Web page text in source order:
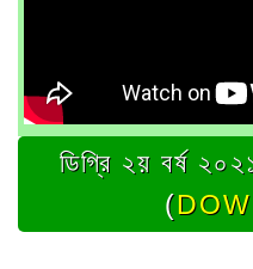
ডিগ্রি ২য় বর্ষ
(